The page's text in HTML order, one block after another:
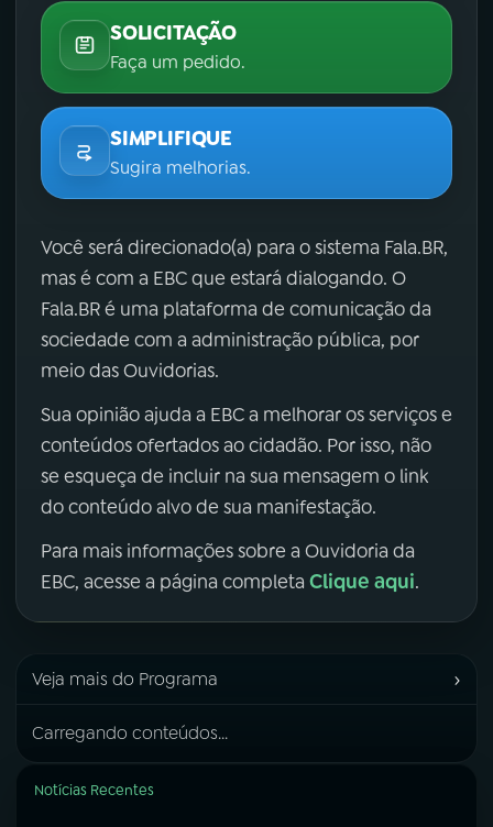
SOLICITAÇÃO
Faça um pedido.
SIMPLIFIQUE
Sugira melhorias.
Você será direcionado(a) para o sistema Fala.BR,
mas é com a EBC que estará dialogando. O
Fala.BR é uma plataforma de comunicação da
sociedade com a administração pública, por
meio das Ouvidorias.
Sua opinião ajuda a EBC a melhorar os serviços e
conteúdos ofertados ao cidadão. Por isso, não
se esqueça de incluir na sua mensagem o link
do conteúdo alvo de sua manifestação.
Para mais informações sobre a Ouvidoria da
EBC, acesse a página completa Clique aqui.
Veja mais do Programa ›
Carregando conteúdos...
Notícias Recentes